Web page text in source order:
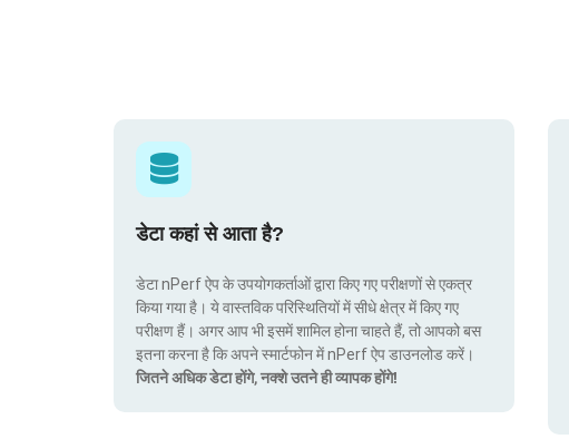
डेटा कहां से आता है?
डेटा nPerf ऐप के उपयोगकर्ताओं द्वारा किए गए परीक्षणों से एकत्र
किया गया है। ये वास्तविक परिस्थितियों में सीधे क्षेत्र में किए गए
परीक्षण हैं। अगर आप भी इसमें शामिल होना चाहते हैं, तो आपको बस
इतना करना है कि अपने स्मार्टफोन में nPerf ऐप डाउनलोड करें।
जितने अधिक डेटा होंगे, नक्शे उतने ही व्यापक होंगे!